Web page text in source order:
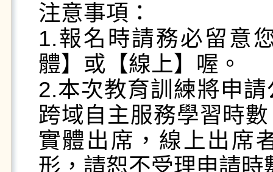
注意事項：
1.報名時請務必留意
體】或【線上】喔。
2.本次教育訓練將申
跨域自主服務學習時
實體出席，線上出席
形，請恕不受理申請